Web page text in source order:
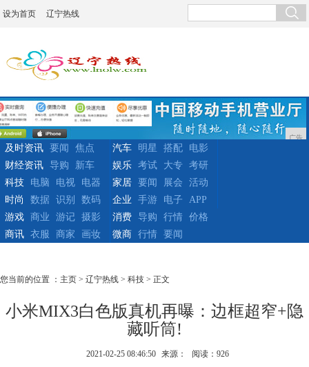
设为首页 辽宁热线
广告
及时资讯 要闻
焦点
财经资讯
导购 新车
汽车 明星 搭配
电影
娱乐
考试 大专
考研
科技
电脑 电视
电器
时尚
数据 识别 数码
家居 要闻 展会
活动
企业
手游 电子
APP
游戏
商业 游记
摄影
商讯
衣服 商家 画妆
消费 导购 行情
价格
微商
行情 要闻
您当前的位置 ： 主页 > 辽宁热线 > 科技 > 正文
小米MIX3白色版真机再曝：边框超窄+隐
藏听筒!
2021-02-25 08:46:50 来源： 阅读：926